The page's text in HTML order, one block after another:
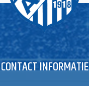
CONTACT INFORMATIE